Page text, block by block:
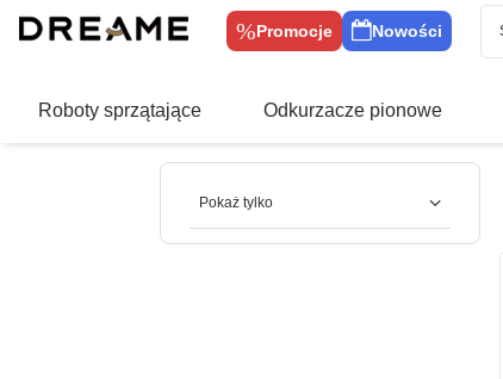
Promocje Nowości
Roboty sprzątające Odkurzacze pionowe
Pokaż tylko